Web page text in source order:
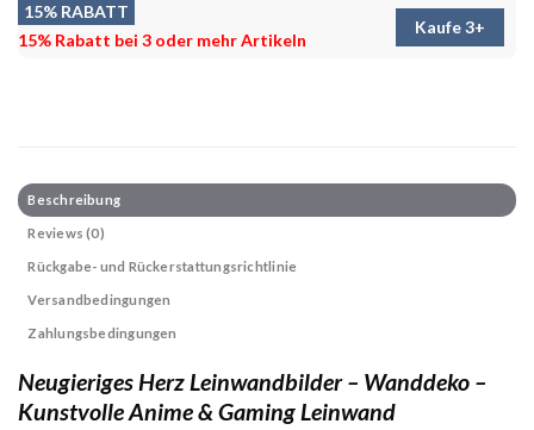
15% RABATT
15% Rabatt bei 3 oder mehr Artikeln
Kaufe 3+
Beschreibung
Reviews (0)
Rückgabe- und Rückerstattungsrichtlinie
Versandbedingungen
Zahlungsbedingungen
Neugieriges Herz Leinwandbilder – Wanddeko –
Kunstvolle Anime & Gaming Leinwand